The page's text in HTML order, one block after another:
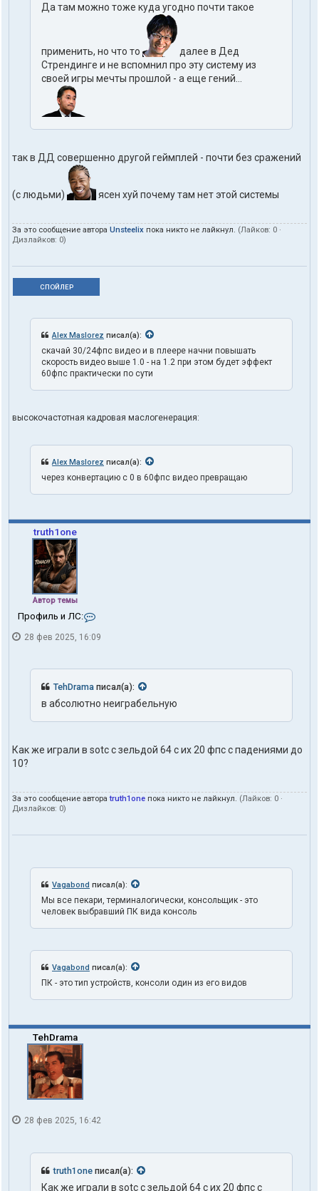
Да там можно тоже куда угодно почти такое
применить, но что то
далее в Дед
Стрендинге и не вспомнил про эту систему из
своей игры мечты прошлой - а еще гений...
так в ДД совершенно другой геймплей - почти без сражений
(с людьми) ясен хуй почему там нет этой системы
За это сообщение автора Unsteelix пока никто не лайкнул. (Лайков: 0 ·
Дизлайков: 0)
СПОЙЛЕР
Alex Maslorez писал(а):
скачай 30/24фпс видео и в плеере начни повышать
скорость видео выше 1.0 - на 1.2 при этом будет эффект
60фпс практически по сути
высокочастотная кадровая маслогенерация:
Alex Maslorez писал(а):
через конвертацию с 0 в 60фпс видео превращаю
truth1one
Автор темы
Профиль и ЛС:
н
к
т
п
з
т
u
h
1
o
28 фев 2025, 16:09
TehDrama писал(а):
в абсолютно неиграбельную
Как же играли в sotc с зельдой 64 с их 20 фпс с падениями до
10?
За это сообщение автораtruth1one пока никто не лайкнул. (Лайков: 0 ·
Дизлайков: 0)
Vagabond писал(а):
Мы все пекари, терминалогически, консольщик - это
человек выбравший ПК вида консоль
Vagabond писал(а):
ПК - это тип устройств, консоли один из его видов
TehDrama
28 фев 2025, 16:42
truth1one писал(а):
Как же играли в sotc с зельдой 64 с их 20 фпс с